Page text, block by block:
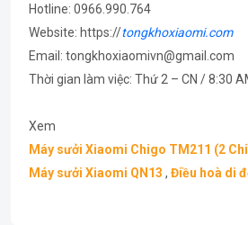
Hotline: 0966.990.764
Website: https://tongkhoxiaomi.com
Email: tongkhoxiaomivn@gmail.com
Thời gian làm việc: Thứ 2 – CN / 8:30
Xem
Máy sưởi Xiaomi Chigo TM211 (2
Máy sưởi Xiaomi QN13 , Điều hoà di